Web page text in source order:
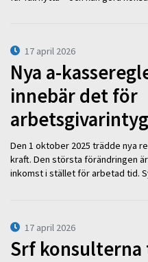
17 april 2026
Nya a-
innebär det för
Den 1 oktober 2025 trädde nya
kraft. Den största förändringen
inkomst i stället för arbetad tid.
17 april 2026
Srf konsulterna